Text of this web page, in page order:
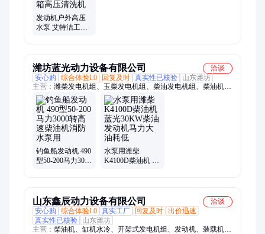
高压清洗设备、高压热水清洗机、500公斤高压水清洗机、800公
斤高压清洗机、高压冲洗机、冷水高压清洗机、工业防爆吸尘
器、大型工业吸尘器
发动机户外高压
水泵 艾特洁工业
潍坊蓝光动力设备有限公司
洽谈
安心购
综合体验L0 回复及时 真实性已核验
山东潍坊
主营： 潍柴发电机组、玉柴发电机组、柴油发电机组、柴油机水
泵、海水泵、抽水泵、发动机、康明斯发电机组、上柴发电机
组、珀金斯发电机组、发电机、发电机组、燃气发电机组、全柴
发电机组、四配套、柴油机、离合器、自吸泵、消防泵、增压
器、道依茨、6170配件、490柴油机、4102柴油机
钓鱼船发动机 490
型50-200马力3000
水泵用潍柴
K4100D柴油机 蓝
山东鑫辰动力设备有限公司
洽谈
安心购
综合体验L0 真实工厂 回复及时 出价迅速
真实性已核验
山东潍坊
主营： 柴油机、缸机水冷、开架式发电机组、发动机、装载机用